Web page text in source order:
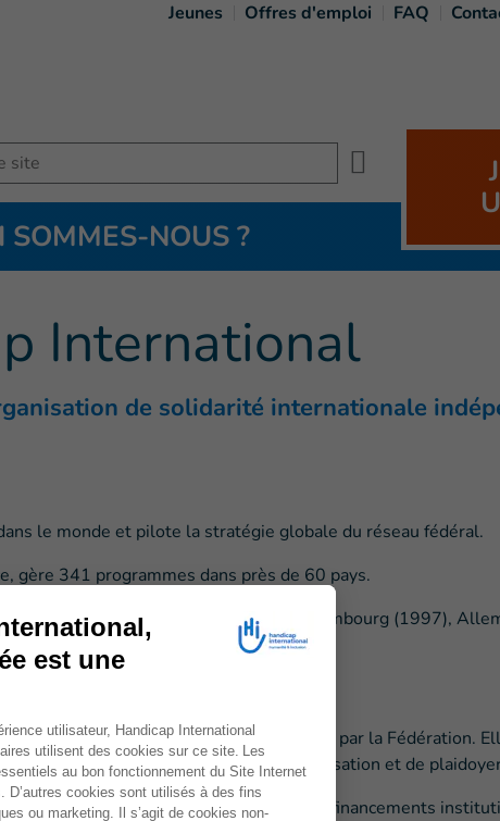
Jeunes Offres d'emploi FAQ
SOMMES-NOUS ?
International
de solidarité internationale
le monde et pilote la stratégie globale du réseau fédéral.
gère 341 programmes dans près de 60 pays.
Belgique (1986), Suisse (1996), Luxembourg (1997),
rôle crucial
les missions sociales mises en œuvre par la Fédération.
institutions, par des actions de sensibilisation et de
nationale canadienne bénéficie de financements